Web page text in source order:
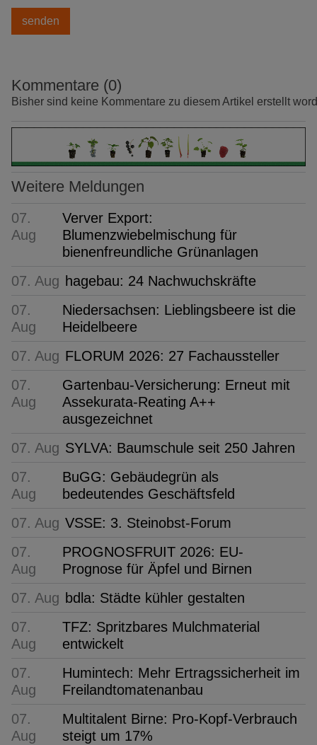
Kommentare (0)
Bisher sind keine Kommentare zu diesem Artikel erstellt
Weitere Meldungen
07.
Aug
Verver Export:
Blumenzwiebelmischung für
bienenfreundliche Grünanlagen
07. Aug hagebau: 24 Nachwuchskräfte
07.
Aug
Niedersachsen: Lieblingsbeere ist die
Heidelbeere
07. Aug FLORUM 2026: 27 Fachaussteller
07.
Aug
Gartenbau-Versicherung: Erneut mit
Assekurata-Reating A++
ausgezeichnet
07. Aug SYLVA: Baumschule seit 250 Jahren
07.
Aug
BuGG: Gebäudegrün als
bedeutendes Geschäftsfeld
07. Aug VSSE: 3. Steinobst-Forum
07.
Aug
PROGNOSFRUIT 2026: EU-
Prognose für Äpfel und Birnen
07. Aug bdla: Städte kühler gestalten
07.
Aug
TFZ: Spritzbares Mulchmaterial
entwickelt
07.
Aug
Humintech: Mehr Ertragssicherheit im
Freilandtomatenanbau
07.
Aug
Multitalent Birne: Pro-Kopf-Verbrauch
steigt um 17%